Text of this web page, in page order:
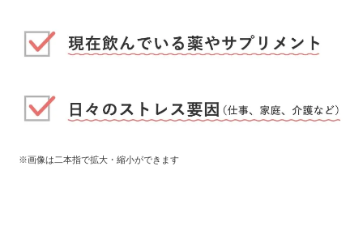
※画像は二本指で拡大・縮小ができます